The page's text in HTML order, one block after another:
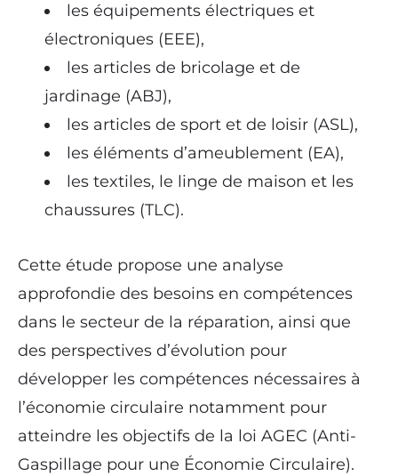
les équipements électriques et
électroniques (EEE),
les articles de bricolage et de
jardinage (ABJ),
les articles de sport et de loisir (ASL),
les éléments d’ameublement (EA),
les textiles, le linge de maison et les
chaussures (TLC).
Cette étude propose une analyse
approfondie des besoins en compétences
dans le secteur de la réparation, ainsi que
des perspectives d’évolution pour
développer les compétences nécessaires à
l’économie circulaire notamment pour
atteindre les objectifs de la loi AGEC (Anti-
Gaspillage pour une Économie Circulaire).